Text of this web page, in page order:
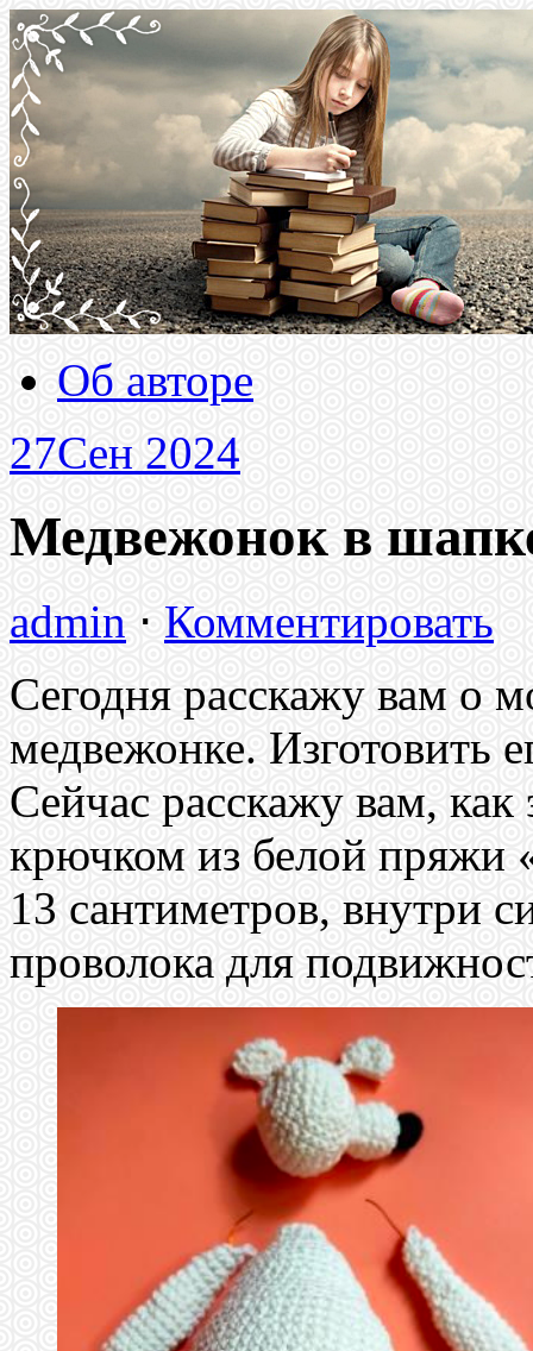
Об авторе
27Сен 2024
Медвежонок в
admin ⋅ Комментировать
Сегодня расскажу вам о
медвежонке. Изготовить
Сейчас расскажу вам, как
крючком из белой пряжи
13 сантиметров, внутри
проволока для